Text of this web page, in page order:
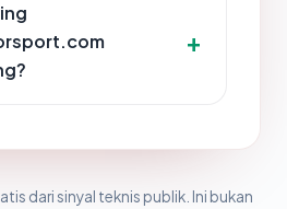
dari sinyal teknis publik. Ini bukan